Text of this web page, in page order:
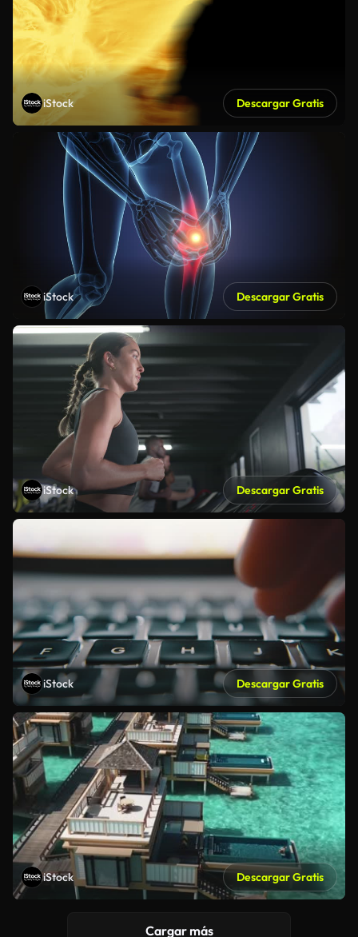
iStock Descargar Gratis
iStock Descargar Gratis
iStock Descargar Gratis
iStock Descargar Gratis
iStock Descargar Gratis
Cargar más